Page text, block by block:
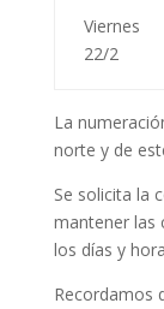
Viernes
22/2
La
norte y de
Se solicita la
mantener las
los días y
Recordamos